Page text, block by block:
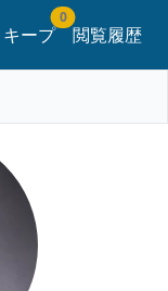
キープ
0
閲覧履歴